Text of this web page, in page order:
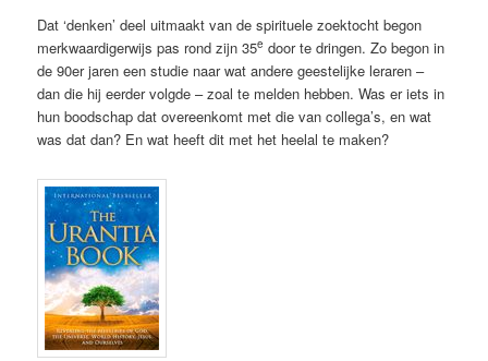
Dat ‘denken’ deel uitmaakt van de spirituele zoektocht begon
merkwaardigerwijs pas rond zijn 35e door te dringen. Zo begon in
de 90er jaren een studie naar wat andere geestelijke leraren –
dan die hij eerder volgde – zoal te melden hebben. Was er iets in
hun boodschap dat overeenkomt met die van collega’s, en wat
was dat dan? En wat heeft dit met het heelal te maken?